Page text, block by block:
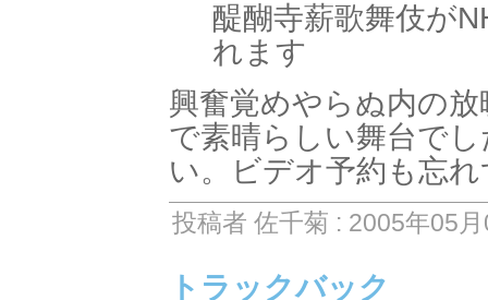
醍醐寺薪歌舞伎が
れます
興奮覚めやらぬ内の
で素晴らしい舞台で
い。ビデオ予約も忘
投稿者 佐千菊 : 2005年05
トラックバック